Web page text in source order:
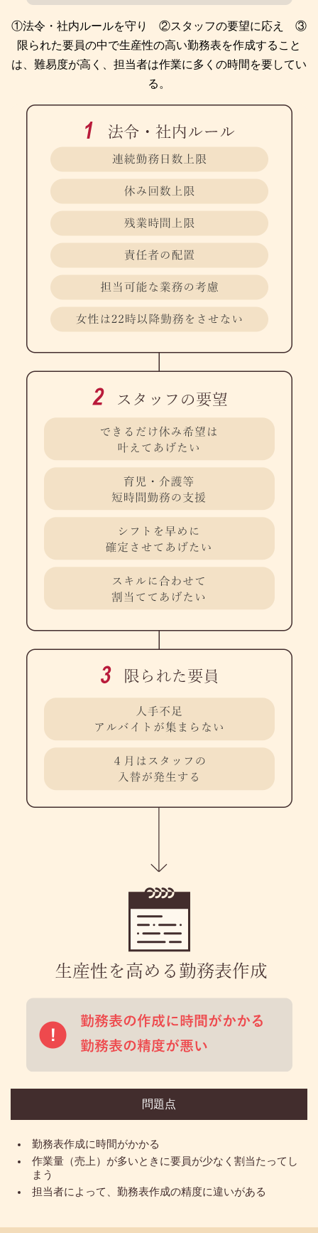
①法令・社内ルールを守り ②スタッフの要望に応え ③
限られた要員の中で生産性の高い勤務表を作成すること
は、難易度が高く、担当者は作業に多くの時間を要してい
る。
問題点
勤務表作成に時間がかかる
作業量（売上）が多いときに要員が少なく割当たってし
まう
担当者によって、勤務表作成の精度に違いがある